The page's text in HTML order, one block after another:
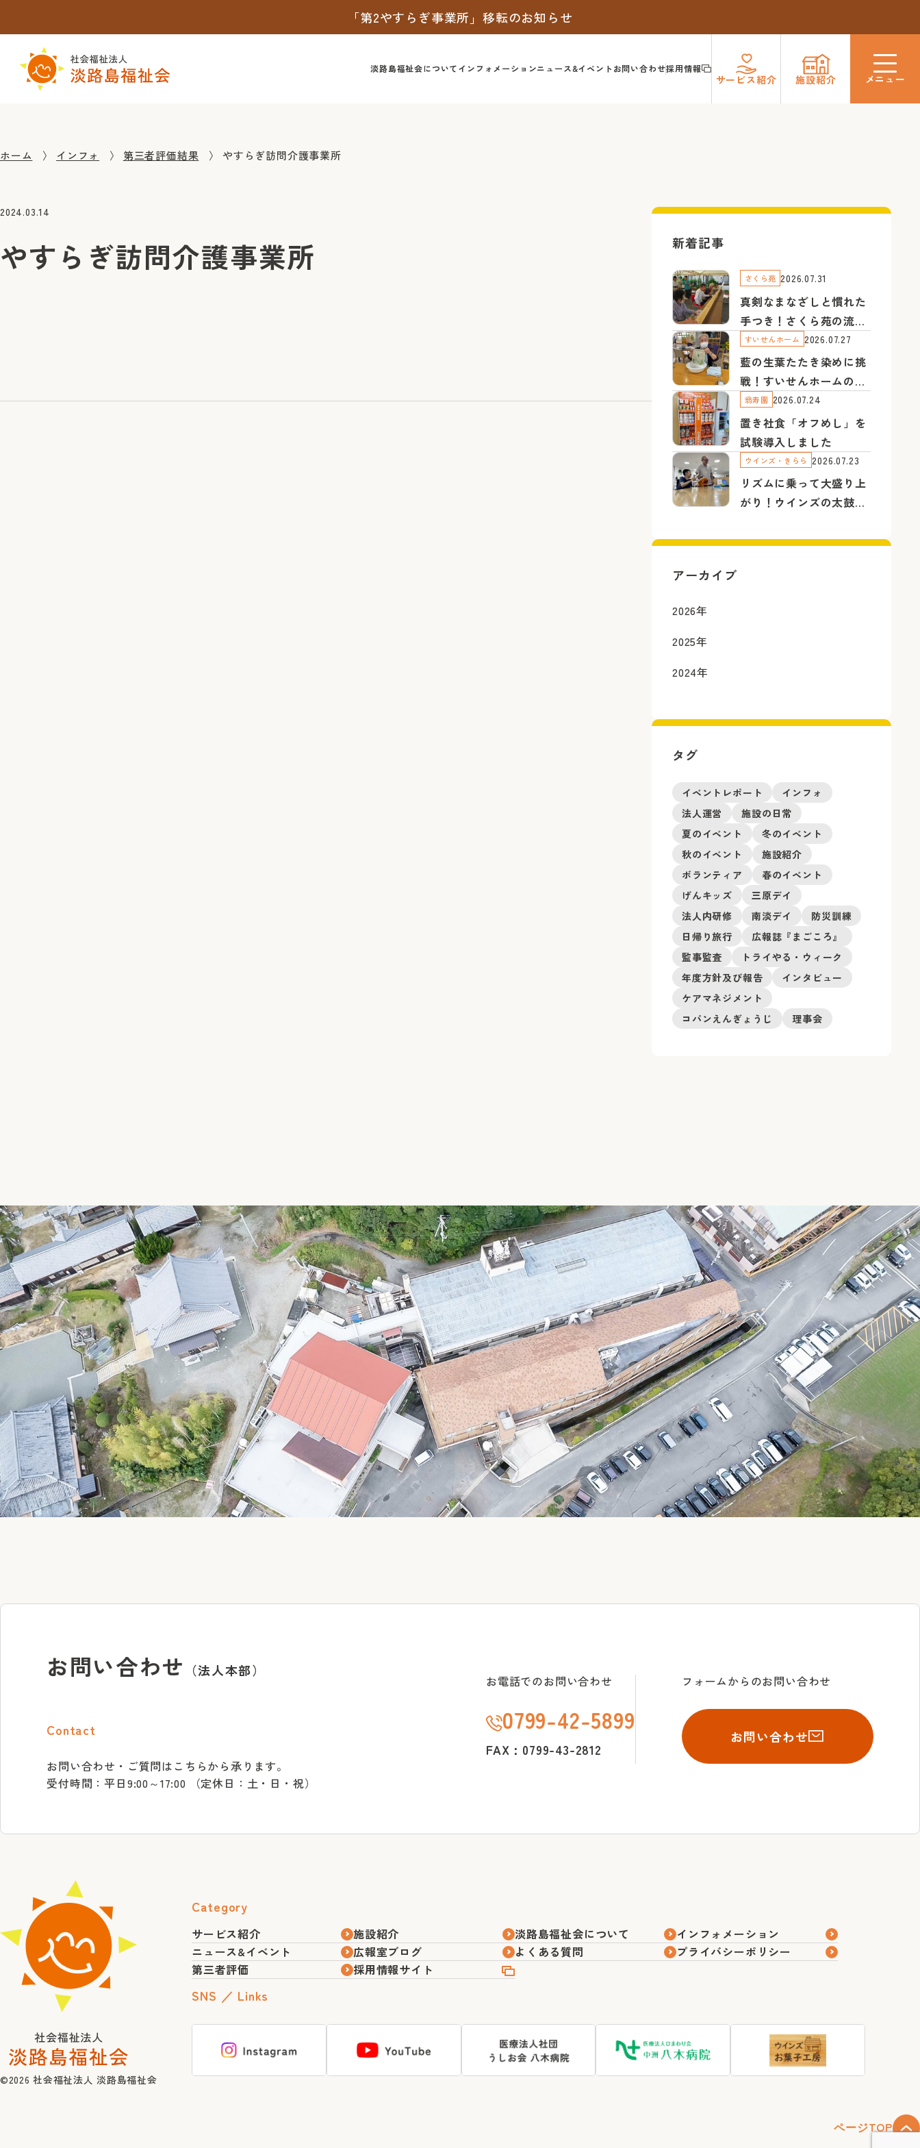
「第2やすらぎ事業所」移転のお知らせ
淡路島福祉会についてインフォメーションニュース&イベント お問い合わせ採用情報
サービス紹介 施設紹介 メニュー
ホーム インフォ 第三者評価結果 やすらぎ訪問介護事業所
2024.03.14
やすらぎ訪問介護事業所 新着記事
真剣なまなざしと慣れた
手つき！さくら苑の流し
そうめん
さくら苑 2026.07.31
藍の生葉たたき染めに挑
戦！すいせんホームの園
芸療法
すいせんホーム 2026.07.27
置き社食「オフめし」を
試験導入しました
翁寿園 2026.07.24
リズムに乗って大盛り上
がり！ウインズの太鼓の
ウインズ・きらら 2026.07.23
アーカイブ
2026年
2025年
2024年
タグ
イベントレポート
インフォ
法人運営
施設の日常
夏のイベント
冬のイベント
秋のイベント
施設紹介
ボランティア
春のイベント
げんキッズ
三原デイ
法人内研修
南淡デイ
防災訓練
日帰り旅行
広報誌『まごころ』
監事監査
トライやる・ウィーク
年度方針及び報告
インタビュー
ケアマネジメント
コパンえんぎょうじ
理事会
お問い合わせ （法人本部）
Contact
お問い合わせ・ご質問はこちらから承ります。
受付時間：平日9:00～17:00 （定休日：土・日・祝）
お電話でのお問い合わせ
0799-42-5899
FAX：0799-43-2812
フォームからのお問い合わせ
お問い合わせ
Category
サービス紹介 施設紹介 淡路島福祉会について
インフォメーション
ニュース&イベント
広報室ブログ よくある質問
プライバシーポリシー
第三者評価
採用情報サイト
SNS ／ Links
©2026社会福祉法人 淡路島福祉会
ページTOP